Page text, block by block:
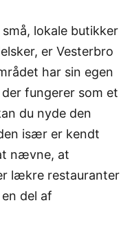
lokale butikker
er Vesterbro
har sin egen
fungerer som et
du nyde den
især er kendt
nævne, at
lækre restauranter
del af